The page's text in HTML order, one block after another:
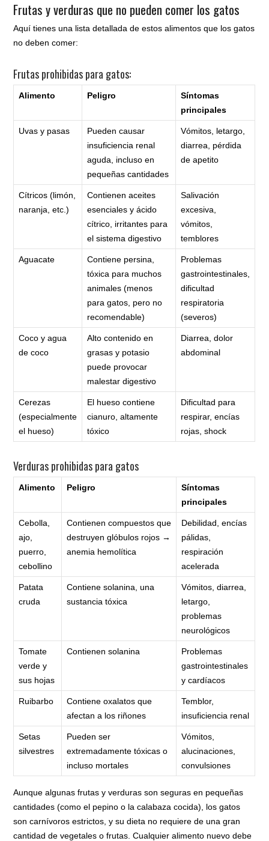
Frutas y verduras que no pueden comer los gatos
Aquí tienes una lista detallada de estos alimentos que los gatos
no deben comer:
Frutas prohibidas para gatos:
Alimento Peligro
Síntomas
principales
Uvas y pasas
Pueden causar
insuficiencia renal
aguda, incluso en
pequeñas cantidades
Vómitos, letargo,
diarrea, pérdida
de apetito
Cítricos (limón,
naranja, etc.)
Contienen aceites
esenciales y ácido
cítrico, irritantes para
el sistema digestivo
Salivación
excesiva,
vómitos,
temblores
Aguacate
Contiene persina,
tóxica para muchos
animales (menos
para gatos, pero no
recomendable)
Problemas
gastrointestinales,
dificultad
respiratoria
(severos)
Coco y agua
de coco
Alto contenido en
grasas y potasio
puede provocar
malestar digestivo
Diarrea, dolor
abdominal
Cerezas
(especialmente
el hueso)
El hueso contiene
cianuro, altamente
tóxico
Dificultad para
respirar, encías
rojas, shock
Verduras prohibidas para gatos
Alimento Peligro
Síntomas
principales
Cebolla,
ajo,
puerro,
cebollino
Contienen compuestos que
destruyen glóbulos rojos →
anemia hemolítica
Debilidad, encías
pálidas,
respiración
acelerada
Patata
cruda
Contiene solanina, una
sustancia tóxica
Vómitos, diarrea,
letargo,
problemas
neurológicos
Tomate
verde y
sus hojas
Contienen solanina
Problemas
gastrointestinales
y cardíacos
Ruibarbo
Contiene oxalatos que
afectan a los riñones
Temblor,
insuficiencia renal
Setas
silvestres
Pueden ser
extremadamente tóxicas o
incluso mortales
Vómitos,
alucinaciones,
convulsiones
Aunque algunas frutas y verduras son seguras en pequeñas
cantidades (como el pepino o la calabaza cocida), los gatos
son carnívoros estrictos, y su dieta no requiere de una gran
cantidad de vegetales o frutas. Cualquier alimento nuevo debe